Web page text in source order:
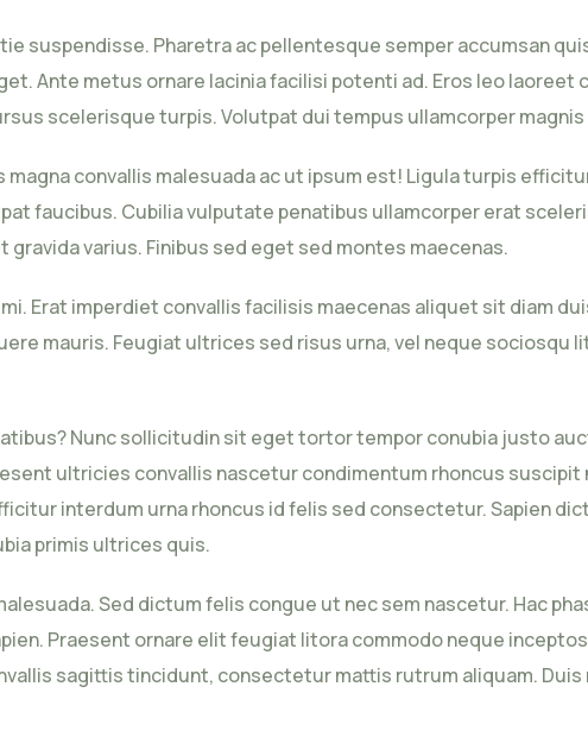
suspendisse. Pharetra ac pellentesque semper accumsan
Ante metus ornare lacinia facilisi potenti ad. Eros leo
scelerisque turpis. Volutpat dui tempus ullamcorper
magna convallis malesuada ac ut ipsum est! Ligula turpis
faucibus. Cubilia vulputate penatibus ullamcorper erat
varius. Finibus sed eget sed montes maecenas.
Erat imperdiet convallis facilisis maecenas aliquet sit diam
mauris. Feugiat ultrices sed risus urna, vel neque sociosqu
Nunc sollicitudin sit eget tortor tempor conubia justo
ultricies convallis nascetur condimentum rhoncus
interdum urna rhoncus id felis sed consectetur. Sapien
primis ultrices quis.
Sed dictum felis congue ut nec sem nascetur. Hac
Praesent ornare elit feugiat litora commodo neque
sagittis tincidunt, consectetur mattis rutrum aliquam.